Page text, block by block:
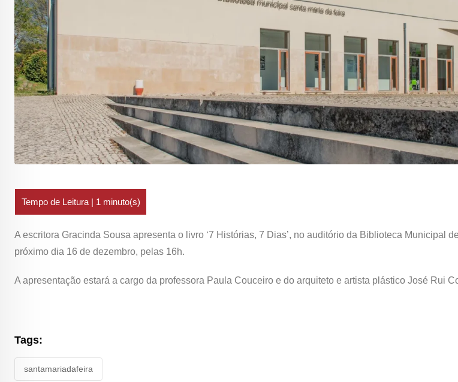
A escritora Gracinda Sousa apresenta o livro ‘7 Histórias, 7 Dias’, no auditório da Biblioteca Municipal
próximo dia 16 de dezembro, pelas 16h.
A apresentação estará a cargo da professora Paula Couceiro e do arquiteto e artista plástico José Rui
Tags:
santamariadafeira